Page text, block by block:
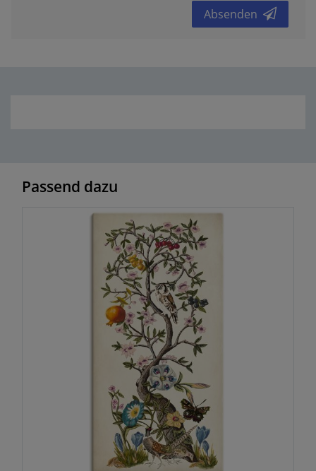
Absenden
Passend dazu